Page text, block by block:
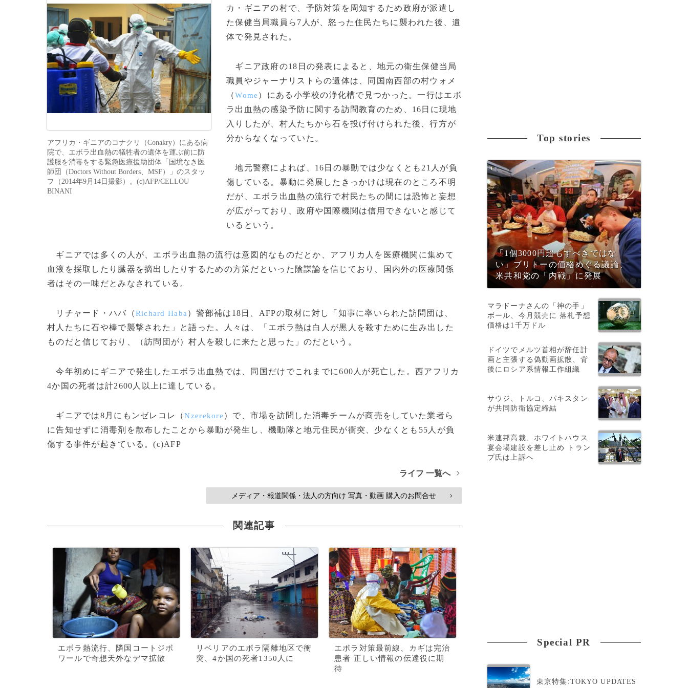
アフリカ・ギニアのコナクリ（Conakry）にある病
院で、エボラ出血熱の犠牲者の遺体を運ぶ前に防
護服を消毒をする緊急医療援助団体「国境なき医
師団（Doctors Without Borders、MSF）」のスタッ
フ（2014年9月14日撮影）。(c)AFP/CELLOU
BINANI
カ・ギニアの村で、予防対策を周知するため政府が派遣し
た保健当局職員ら7人が、怒った住民たちに襲われた後、遺
体で発見された。
ギニア政府の18日の発表によると、地元の衛生保健当局
職員やジャーナリストらの遺体は、同国南西部の村ウォメ
（Wome ）にある小学校の浄化槽で見つかった。一行はエボ
ラ出血熱の感染予防に関する訪問教育のため、16日に現地
入りしたが、村人たちから石を投げ付けられた後、行方が
分からなくなっていた。
地元警察によれば、16日の暴動では少なくとも21人が負
傷している。暴動に発展したきっかけは現在のところ不明
だが、エボラ出血熱の流行で村民たちの間には恐怖と妄想
が広がっており、政府や国際機関は信用できないと感じて
いるという。
ギニアでは多くの人が、エボラ出血熱の流行は意図的なものだとか、アフリカ人を医療機関に集めて
血液を採取したり臓器を摘出したりするための方策だといった陰謀論を信じており、国内外の医療関係
者はその一味だとみなされている。
リチャード・ハバ（Richard Haba ）警部補は18日、AFPの取材に対し「知事に率いられた訪問団は、
村人たちに石や棒で襲撃された」と語った。人々は、「エボラ熱は白人が黒人を殺すために生み出した
ものだと信じており、（訪問団が）村人を殺しに来たと思った」のだという。
今年初めにギニアで発生したエボラ出血熱では、同国だけでこれまでに600人が死亡した。西アフリカ
4か国の死者は計2600人以上に達している。
ギニアでは8月にもンゼレコレ（Nzerekore ）で、市場を訪問した消毒チームが商売をしていた業者ら
に告知せずに消毒剤を散布したことから暴動が発生し、機動隊と地元住民が衝突、少なくとも55人が負
傷する事件が起きている。(c)AFP
ライフ 一覧へ >
メディア・報道関係・法人の方向け 写真・動画 購入のお問合せ >
関連記事
エボラ熱流行、隣国コートジボ
ワールで奇想天外なデマ拡散
リベリアのエボラ隔離地区で衝
突、4か国の死者1350人に
エボラ対策最前線、カギは完治
患者 正しい情報の伝達役に期
待
Top stories
「1個3000円超もすべきではな
い」ブリトーの価格めぐる議論、
米共和党の「内戦」に発展
マラドーナさんの「神の手」
ボール、今月競売に 落札予想
価格は1千万ドル
ドイツでメルツ首相が辞任計
画と主張する偽動画拡散、背
後にロシア系情報工作組織
サウジ、トルコ、パキスタン
が共同防衛協定締結
米連邦高裁、ホワイトハウス
宴会場建設を差し止め トラン
プ氏は上訴へ
Special PR
東京特集:TOKYO UPDATES